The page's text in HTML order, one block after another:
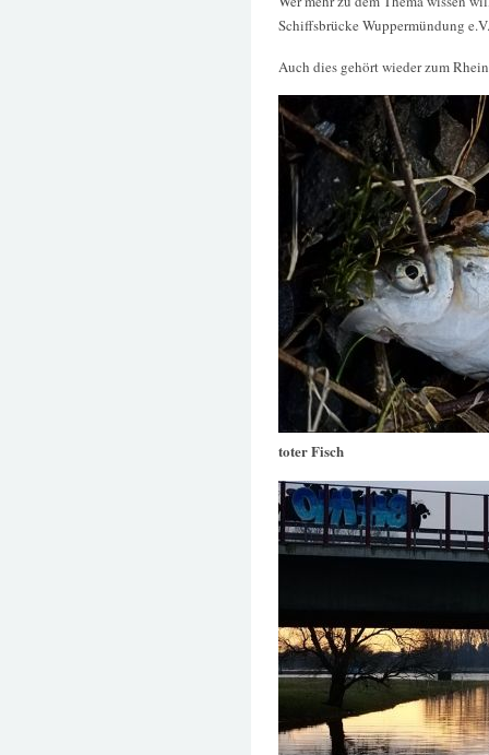
Schiffsbrücke Wuppermündung
Auch dies gehört wieder zum
toter Fisch